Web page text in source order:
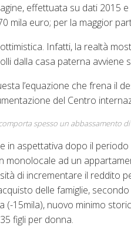
effettuata su dati 2015
mila euro; per la maggior
Infatti, la realtà
dalla casa paterna
l’equazione che frena il
del Centro
spesso un abbassamento
in aspettativa dopo il
monolocale ad un
di incrementare il reddito
delle famiglie,
(-15mila), nuovo minimo
figli per donna.